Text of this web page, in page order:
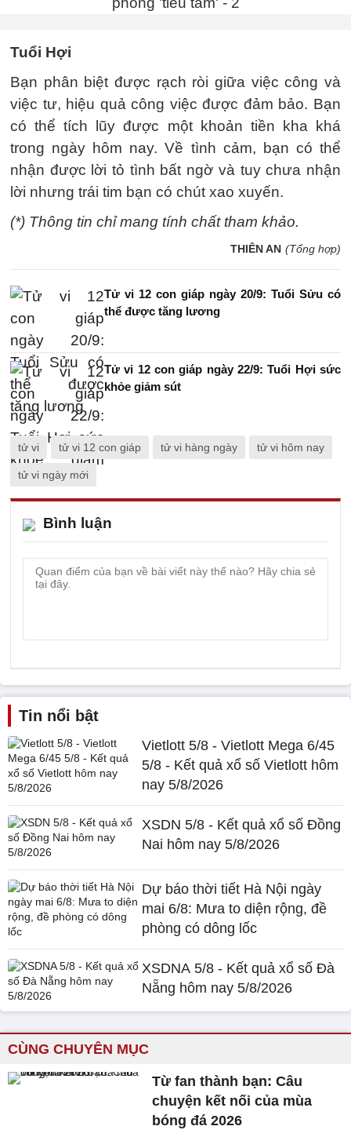
Tuổi Hợi
Bạn phân biệt được rạch ròi giữa việc công và
việc tư, hiệu quả công việc được đảm bảo. Bạn
có thể tích lũy được một khoản tiền kha khá
trong ngày hôm nay. Về tình cảm, bạn có thể
nhận được lời tỏ tình bất ngờ và tuy chưa nhận
lời nhưng trái tim bạn có chút xao xuyến.
(*) Thông tin chỉ mang tính chất tham khảo.
THIÊN AN (Tổng hợp)
Tử vi 12 con giáp ngày 20/9: Tuổi Sửu có
thể được tăng lương
Tử vi 12 con giáp ngày 22/9: Tuổi Hợi sức
khỏe giảm sút
tử vi tử vi 12 con giáp tử vi hàng ngày tử vi hôm nay
tử vi ngày mới
Bình luận
Tin nổi bật
Vietlott 5/8 - Vietlott Mega 6/45
5/8 - Kết quả xổ số Vietlott hôm
nay 5/8/2026
XSDN 5/8 - Kết quả xổ số Đồng
Nai hôm nay 5/8/2026
Dự báo thời tiết Hà Nội ngày
mai 6/8: Mưa to diện rộng, đề
phòng có dông lốc
XSDNA 5/8 - Kết quả xổ số Đà
Nẵng hôm nay 5/8/2026
CÙNG CHUYÊN MỤC
Từ fan thành bạn: Câu
chuyện kết nối của mùa
bóng đá 2026